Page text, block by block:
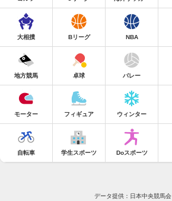
大相撲 Bリーグ NBA
地方競馬 卓球 バレー
モーター フィギュア ウィンター
自転車 学生スポーツ Doスポーツ
データ提供：日本中央競馬会